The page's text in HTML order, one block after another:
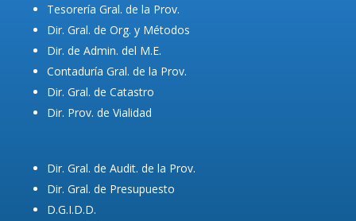
Tesorería Gral. de la Prov.
Dir. Gral. de Org. y Métodos
Dir. de Admin. del M.E.
Contaduría Gral. de la Prov.
Dir. Gral. de Catastro
Dir. Prov. de Vialidad
Dir. Gral. de Audit. de la Prov.
Dir. Gral. de Presupuesto
D.G.I.D.D.